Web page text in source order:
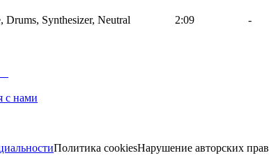
Drums, Synthesizer, Neutral 2:09 -
с нами
Политика cookiesНарушение авторских прав